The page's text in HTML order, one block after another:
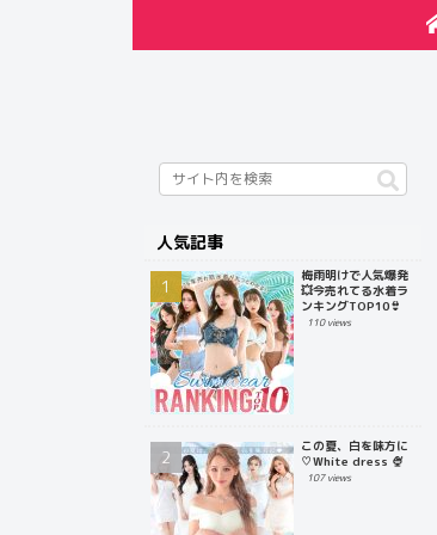
人気記事
梅雨明けで人気爆発
💥今売れてる水着ラ
ンキングTOP10👙
110 views
この夏、白を味方に
♡White dress 🍨
107 views